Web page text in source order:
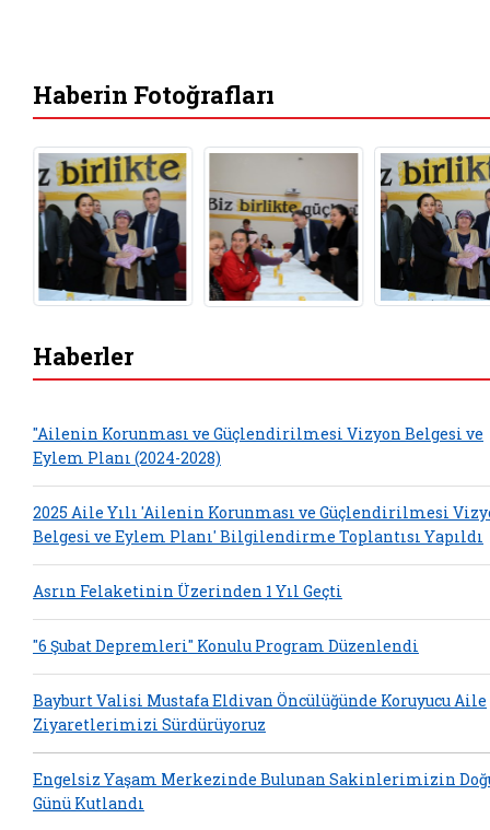
Haberin Fotoğrafları
Haberler
"Ailenin Korunması ve Güçlendirilmesi Vizyon Belgesi ve
Eylem Planı (2024-2028)
2025 Aile Yılı 'Ailenin Korunması ve Güçlendirilmesi
Belgesi ve Eylem Planı' Bilgilendirme Toplantısı Yapıldı
Asrın Felaketinin Üzerinden 1 Yıl Geçti
"6 Şubat Depremleri" Konulu Program Düzenlendi
Bayburt Valisi Mustafa Eldivan Öncülüğünde Koruyucu Aile
Ziyaretlerimizi Sürdürüyoruz
Engelsiz Yaşam Merkezinde Bulunan Sakinlerimizin
Günü Kutlandı